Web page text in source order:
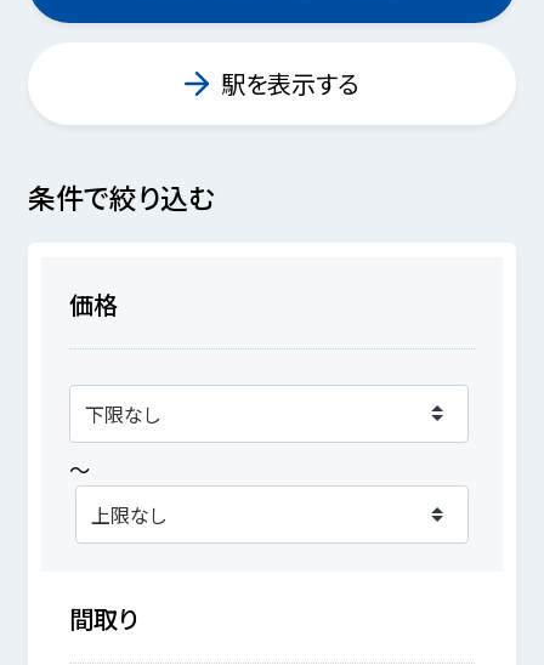
駅を表示する
条件で絞り込む
価格
～
間取り